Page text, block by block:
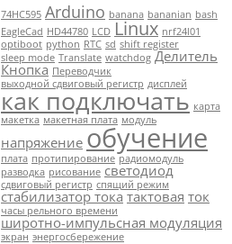
74HC595 Arduino banana bananian bash
EagleCad HD44780 LCD Linux nrf24l01
optiboot python RTC sd shift register
sleep mode Translate watchdog Делитель
Кнопка Переводчик
выходной сдвиговый регистр дисплей
как подключать карта
макетка макетная плата модуль
напряжение обучение
плата протипирование радиомодуль
разводка рисование светодиод
сдвиговый регистр спящий режим
стабилизатор тока тактовая ток
часы рельного времени
широтно-импульсная модуляция
экран энергосбережение